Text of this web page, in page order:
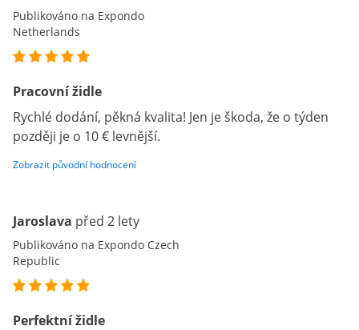
Publikováno na Expondo
Netherlands
Pracovní židle
Rychlé dodání, pěkná kvalita! Jen je škoda, že o týden
později je o 10 € levnější.
Zobrazit původní hodnocení
Jaroslava před 2 lety
Publikováno na Expondo Czech
Republic
Perfektní židle